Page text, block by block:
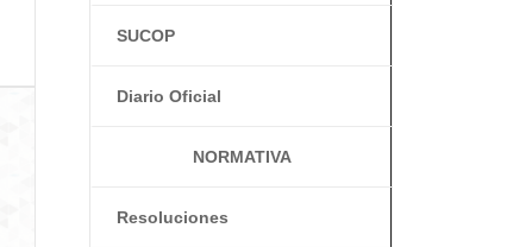
SUCOP
Diario Oficial
NORMATIVA
Resoluciones